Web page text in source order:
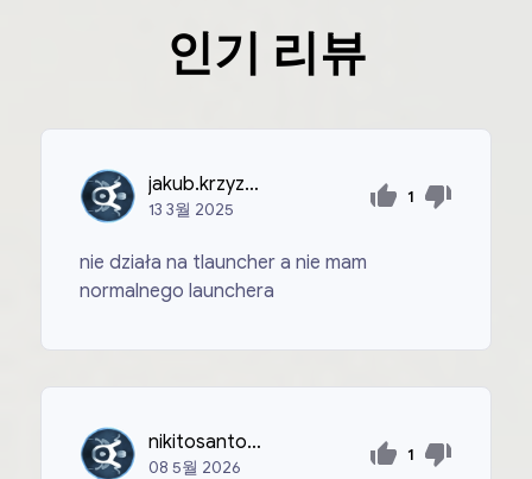
인기 리뷰
jakub.krzyzanowski13
133월 2025
1
nie działa na tlauncher a nie mam
normalnego launchera
nikitosantonov9998
085월 2026
1